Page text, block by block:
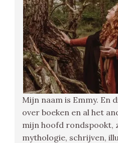
Mijn naam is Emmy. En
over boeken en al het
mijn hoofd rondspookt,
mythologie, schrijven,